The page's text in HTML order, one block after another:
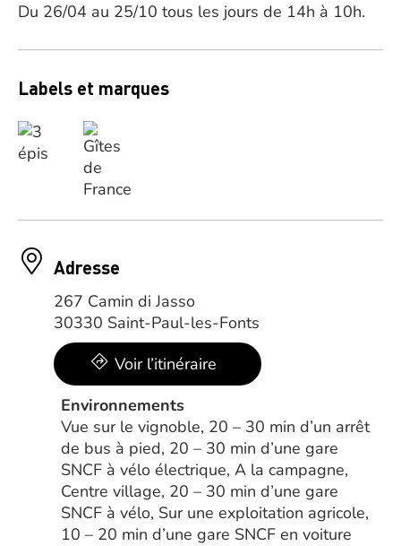
Du 26/04 au 25/10 tous les jours de 14h à 10h.
Labels et marques
Adresse
267 Camin di Jasso
30330 Saint-Paul-les-Fonts
Voir l’itinéraire
Environnements
Vue sur le vignoble, 20 – 30 min d’un arrêt
de bus à pied, 20 – 30 min d’une gare
SNCF à vélo électrique, A la campagne,
Centre village, 20 – 30 min d’une gare
SNCF à vélo, Sur une exploitation agricole,
10 – 20 min d’une gare SNCF en voiture